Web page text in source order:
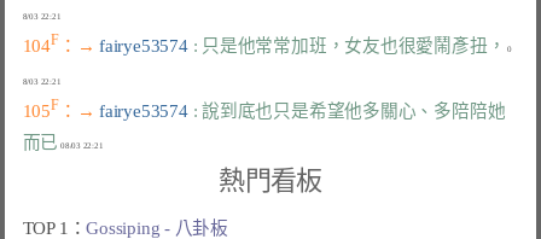
104F ：→ fairye53574 : 只是他常常加班，女友也很愛鬧彥扭， 0
105F ：→ fairye53574 : 說到底也只是希望他多關心、多陪陪她
而已
熱門看板
TOP 1：Gossiping - 八卦板